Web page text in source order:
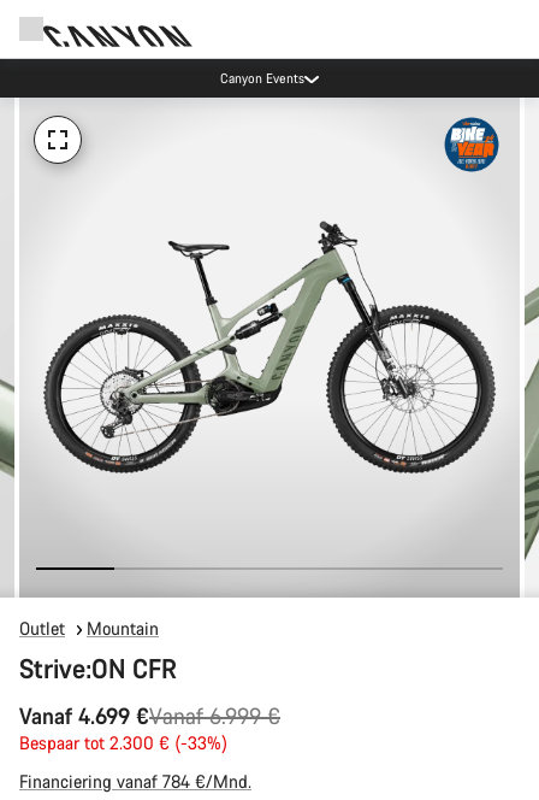
Canyon Events
Outlet Mountain
Strive:ON CFR
Vanaf 4.699 €
Originele
Prijs
Vanaf 6.999 €
Bespaar tot 2.300 € (-33%)
Financiering vanaf 784 €/Mnd.